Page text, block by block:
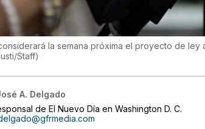
la semana próxima el proyecto de ley
Staff)
A. Delgado
de El Nuevo Día en Washington D. C.